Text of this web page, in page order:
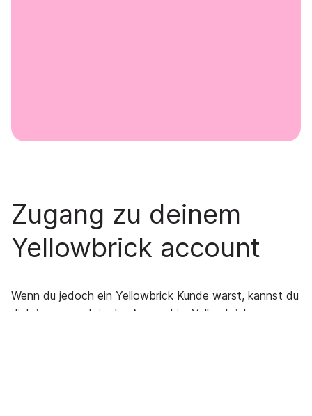
Zugang zu deinem
Yellowbrick account
Wenn du jedoch ein Yellowbrick Kunde warst, kannst du
dich immer noch in der App und im Yellowbrick